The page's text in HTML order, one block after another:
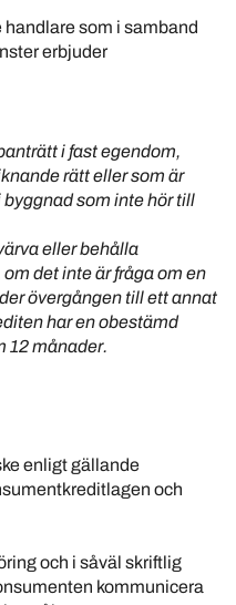
som i samband
erbjuder
i fast egendom,
rätt eller som är
som inte hör till
eller behålla
det inte är fråga om en
övergången till ett annat
har en obestämd
12 månader.
enligt gällande
och
och i såväl skriftlig
kommunicera